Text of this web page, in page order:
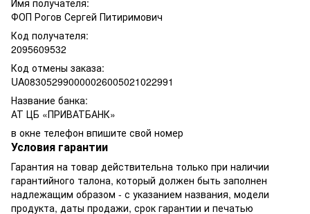
ФОП Рогов Сергей Питиримович
Код получателя:
2095609532
Код отмены заказа:
UA083052990000026005021022991
Название банка:
АТ ЦБ «ПРИВАТБАНК»
в окне телефон впишите свой номер
Условия гарантии
Гарантия на товар действительна только при наличии
гарантийного талона, который должен быть заполнен
надлежащим образом - с указанием названия, модели
продукта, даты продажи, срок гарантии и печатью